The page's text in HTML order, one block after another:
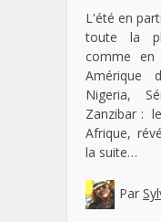
L'été en
toute la
comme en
Amérique
Nigeria,
Zanzibar :
Afrique,
la suite…
Par